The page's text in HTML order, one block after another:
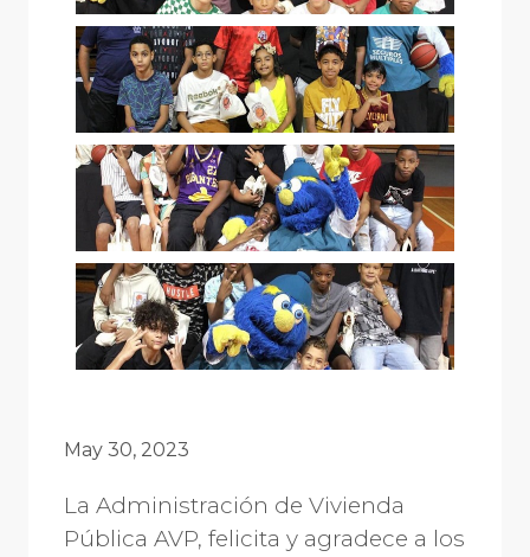
May 30, 2023
La Administración de Vivienda
Pública AVP, felicita y agradece a los